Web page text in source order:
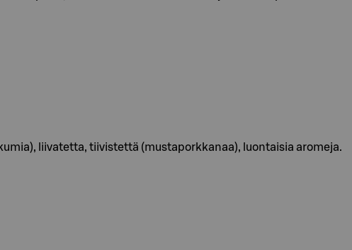
liivatetta, tiivistettä (mustaporkkanaa), luontaisia aromeja.